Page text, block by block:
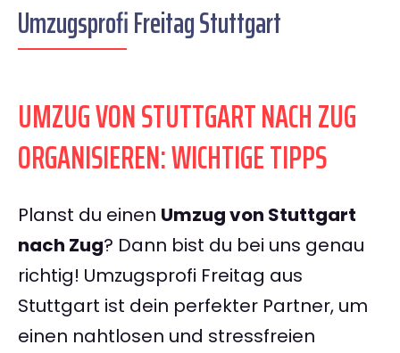
Umzugsprofi Freitag Stuttgart
UMZUG VON STUTTGART NACH ZUG
ORGANISIEREN: WICHTIGE TIPPS
Planst du einen Umzug von Stuttgart
nach Zug? Dann bist du bei uns genau
richtig! Umzugsprofi Freitag aus
Stuttgart ist dein perfekter Partner, um
einen nahtlosen und stressfreien